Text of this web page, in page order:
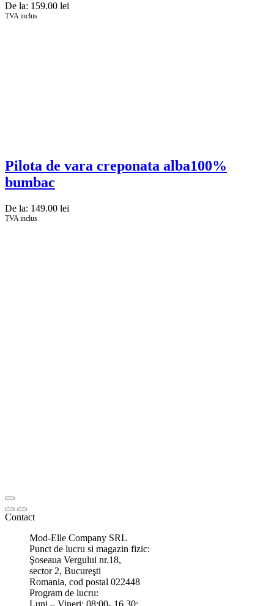
De la: 159.00 lei
TVA inclus
Pilota de vara creponata alba100%
bumbac
De la: 149.00 lei
TVA inclus
Contact
Mod-Elle Company SRL
Punct de lucru si magazin fizic:
Şoseaua Vergului nr.18,
sector 2, Bucureşti
Romania, cod postal 022448
Program de lucru: